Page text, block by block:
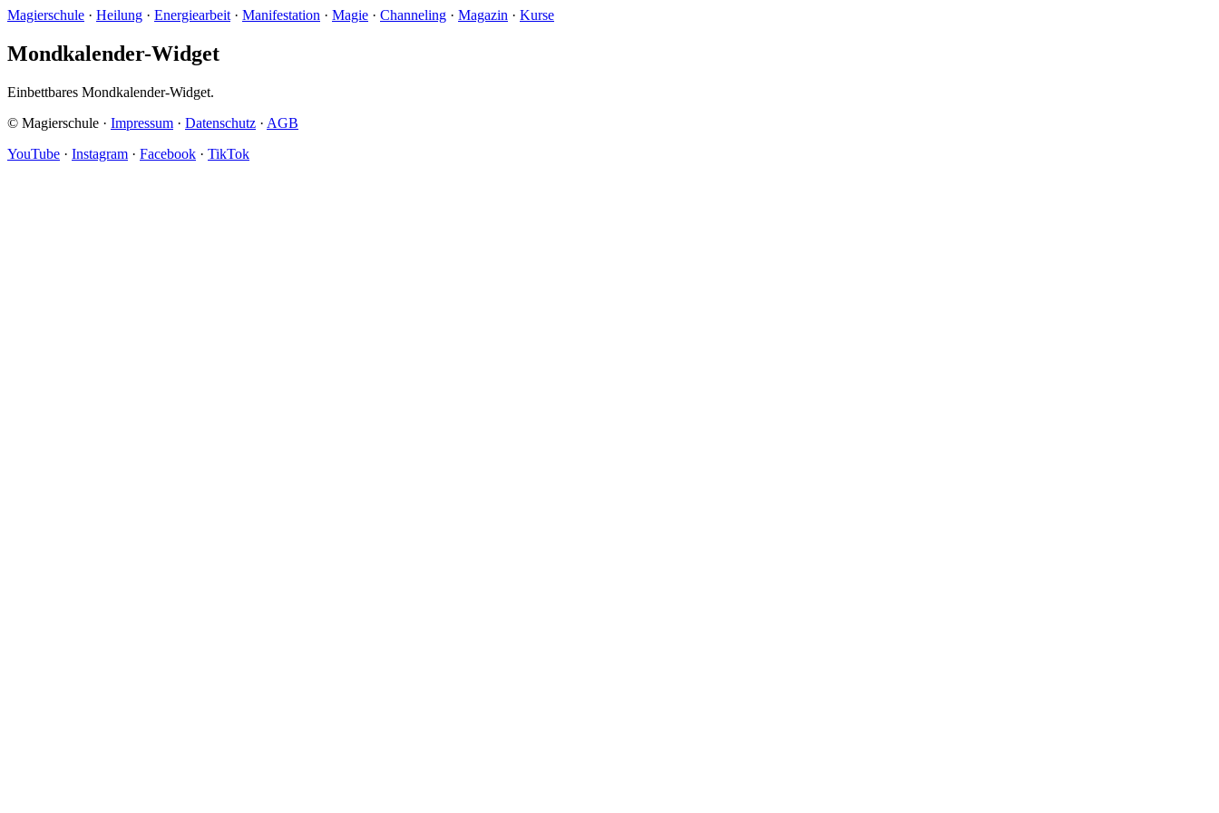
Magierschule · Heilung · Energiearbeit · Manifestation · Magie · Channeling · Magazin · Kurse
Mondkalender-Widget
Einbettbares Mondkalender-Widget.
© Magierschule · Impressum · Datenschutz · AGB
YouTube · Instagram · Facebook · TikTok